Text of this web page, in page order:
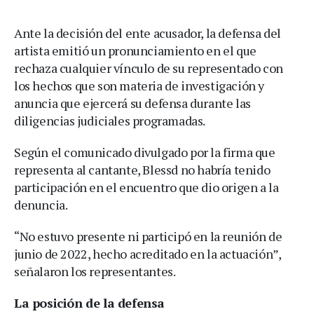
Ante la decisión del ente acusador, la defensa del
artista emitió un pronunciamiento en el que
rechaza cualquier vínculo de su representado con
los hechos que son materia de investigación y
anuncia que ejercerá su defensa durante las
diligencias judiciales programadas.
Según el comunicado divulgado por la firma que
representa al cantante, Blessd no habría tenido
participación en el encuentro que dio origen a la
denuncia.
“No estuvo presente ni participó en la reunión de
junio de 2022, hecho acreditado en la actuación”,
señalaron los representantes.
La posición de la defensa